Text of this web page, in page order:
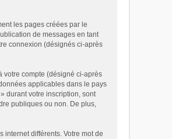
les pages créées par le
de messages en tant
connexion (désignés ci-après
votre compte (désigné ci-après
applicables dans le pays
durant votre inscription, sont
publiques ou non. De plus,
internet différents. Votre mot de